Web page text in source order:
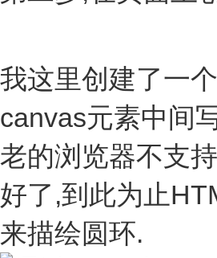
我这里创建了一
canvas元素中间
老的浏览器不支
好了,到此为止
来描绘圆环.